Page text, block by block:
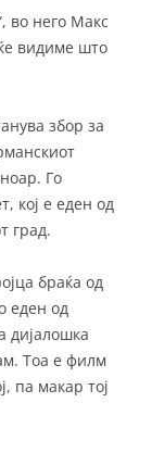
во него Макс
видиме што
збор за
Го
кој е еден од
град.
браќа од
еден од
дијалошка
Тоа е филм
па макар тој